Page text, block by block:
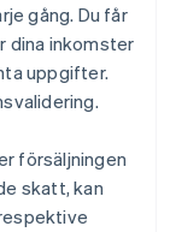
gång. Du får
dina inkomster
uppgifter.
försäljningen
skatt, kan